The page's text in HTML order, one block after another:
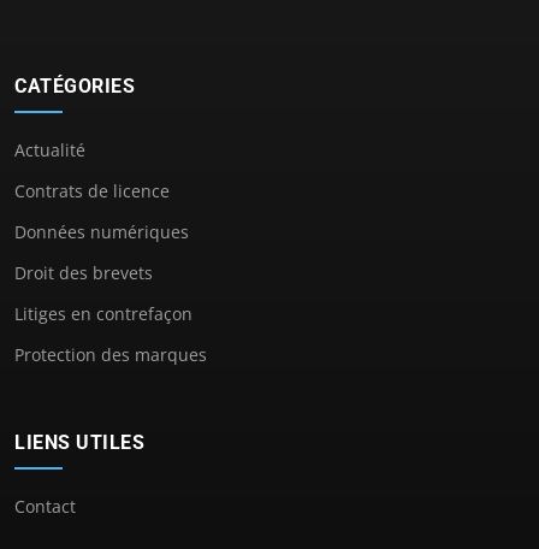
CATÉGORIES
Actualité
Contrats de licence
Données numériques
Droit des brevets
Litiges en contrefaçon
Protection des marques
LIENS UTILES
Contact